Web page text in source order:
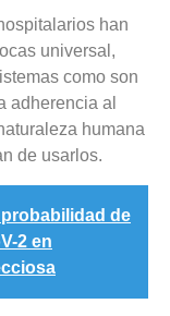
han
universal,
como son
adherencia al
humana
de usarlos.
de
2 en